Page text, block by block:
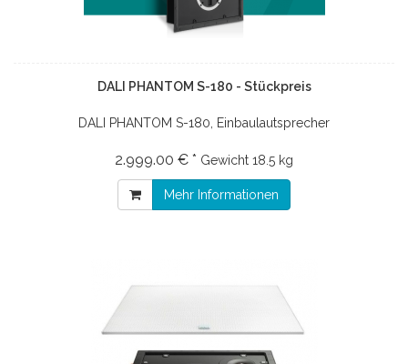
DALI PHANTOM S-180 - Stückpreis
DALI PHANTOM S-180, Einbaulautsprecher
2.999.00 € * Gewicht 18.5 kg
Mehr Informationen